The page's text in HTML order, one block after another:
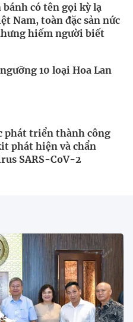
bánh có tên gọi kỳ lạ
Nam, toàn đặc sản nức
hiếm người biết
10 loại Hoa Lan
phát triển thành công
phát hiện và chẩn
SARS-CoV-2